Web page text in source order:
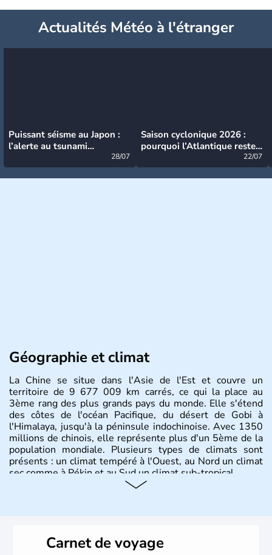
Actualités Météo à l'étranger
Puissant séisme au Japon :
l’alerte au tsunami
28/07
Saison cyclonique 2026 :
pourquoi l’Atlantique reste
22/07
Géographie et climat
La Chine se situe dans l'Asie de l'Est et couvre un
territoire de 9 677 009 km carrés, ce qui la place au
3ème rang des plus grands pays du monde. Elle s'étend
des côtes de l'océan Pacifique, du désert de Gobi à
l'Himalaya, jusqu'à la péninsule indochinoise. Avec 1350
millions de chinois, elle représente plus d'un 5ème de la
population mondiale. Plusieurs types de climats sont
présents : un climat tempéré à l'Ouest, au Nord un climat
sec comme à Pékin et au Sud un climat sub-tropical.
dynasties. La dynastie Qing a été la dernière à régner
Carnet de voyage